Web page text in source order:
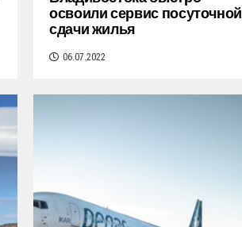
освоили сервис посуточной
сдачи жилья
06.07.2022